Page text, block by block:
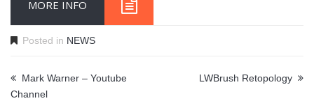
MORE INFO
Posted in NEWS
Mark Warner – Youtube
Channel
LWBrush Retopology